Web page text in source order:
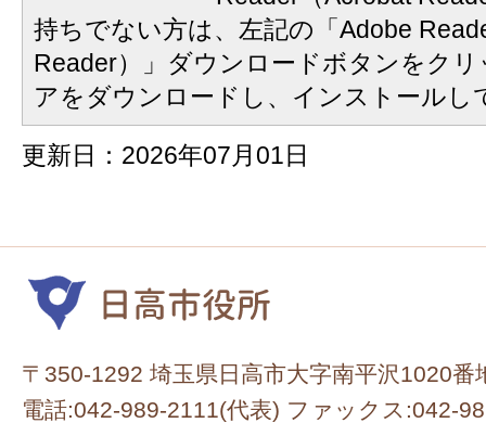
持ちでない方は、左記の「Adobe
Reader）」ダウンロードボタンをク
アをダウンロードし、インストールし
更新日：2026年07月01日
〒350-1292 埼玉県日高市大字南平沢1020番
電話:042-989-2111(代表) ファックス:042-